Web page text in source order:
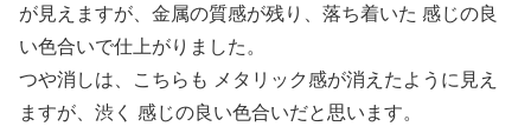
が見えますが、金属の質感が残り、落ち着いた 感じの良
い色合いで仕上がりました。
つや消しは、こちらも メタリック感が消えたように見え
ますが、渋く 感じの良い色合いだと思います。